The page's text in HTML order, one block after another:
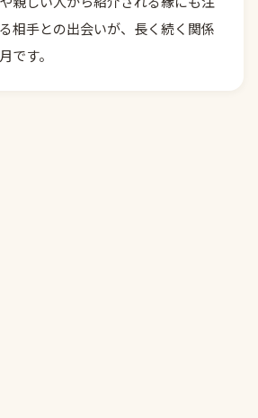
相手との出会いが、長く続く関係
です。